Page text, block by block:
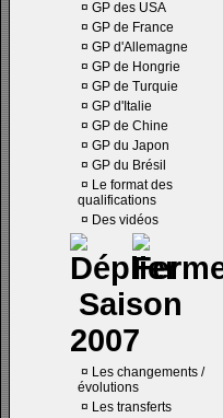
¤ GP des USA
¤ GP de France
¤ GP d'Allemagne
¤ GP de Hongrie
¤ GP de Turquie
¤ GP d'Italie
¤ GP de Chine
¤ GP du Japon
¤ GP du Brésil
¤ Le format des
qualifications
¤ Des vidéos
Saison
2007
¤ Les changements /
évolutions
¤ Les transferts